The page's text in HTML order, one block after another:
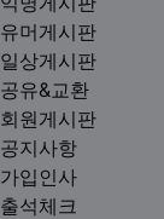
유머게시판
일상게시판
공유&교환
회원게시판
공지사항
가입인사
출석체크